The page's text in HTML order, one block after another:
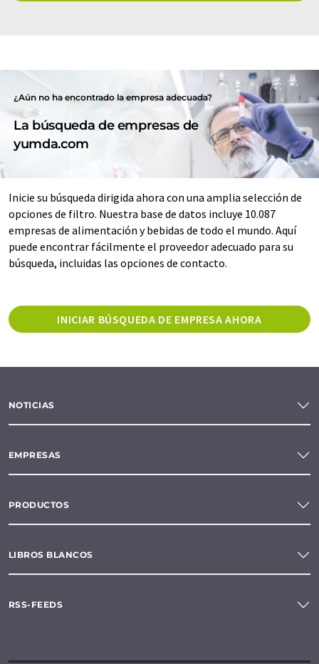
¿Aún no ha encontrado la empresa adecuada?
La búsqueda de empresas de
yumda.com
Inicie su búsqueda dirigida ahora con una amplia selección de
opciones de filtro. Nuestra base de datos incluye 10.087
empresas de alimentación y bebidas de todo el mundo. Aquí
puede encontrar fácilmente el proveedor adecuado para su
búsqueda, incluidas las opciones de contacto.
INICIAR BÚSQUEDA DE EMPRESA AHORA
NOTICIAS
EMPRESAS
PRODUCTOS
LIBROS BLANCOS
RSS-FEEDS